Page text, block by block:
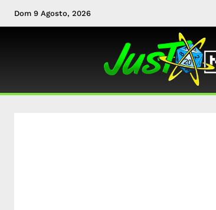
Dom 9 Agosto, 2026